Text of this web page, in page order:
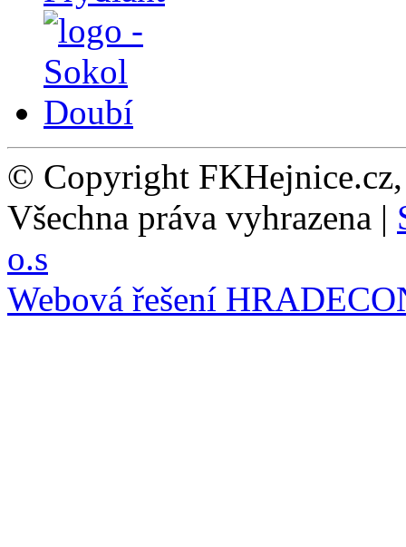
© Copyright
Všechna práva vyhrazena |
o.s
Webová řešení